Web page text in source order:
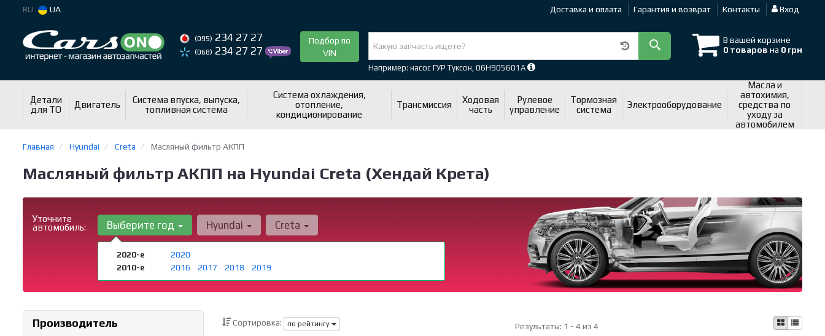
RU UA Доставка и оплата Гарантия и возврат Контакты Вход
(095) 234 27 27
(068) 234 27 27
Подбор по
VIN
В вашей корзине
0 товаров на 0 грн
Например: насос ГУР Туксон, 06H905601A
Детали
для ТО
Двигатель
Система впуска, выпуска,
топливная система
Система охлаждения,
отопление,
кондиционирование
Трансмиссия
Ходовая
часть
Рулевое
управление
Тормозная
система
Электрооборудование
Масла и
автохимия,
средства по
уходу за
автомобилем
Главная Hyundai Creta Масляный фильтр АКПП
Масляный фильтр АКПП на Hyundai Creta (Хендай Крета)
Уточните
автомобиль:
Выберите год
2020-е
2020
2010-е
2016 2017 2018 2019
Hyundai Creta
Производитель Сортировка: по рейтингу Результаты: 1 - 4 из 4